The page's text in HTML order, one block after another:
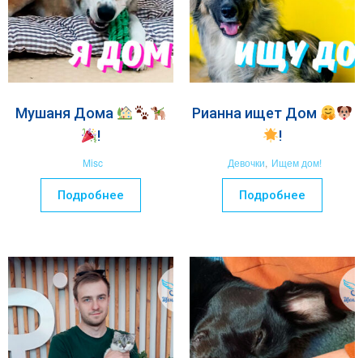
Мушаня Дома
!
Misc
Подробнее
Рианна ищет Дом
!
Девочки, Ищем дом!
Подробнее